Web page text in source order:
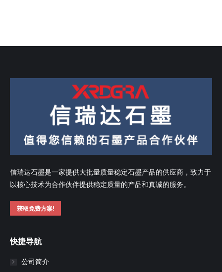
信瑞达石墨是一家提供大批量质量稳定石墨产品的供应商，致力于
以核心技术为合作伙伴提供稳定质量的产品和真诚的服务。
获取免费方案!
快捷导航
公司简介